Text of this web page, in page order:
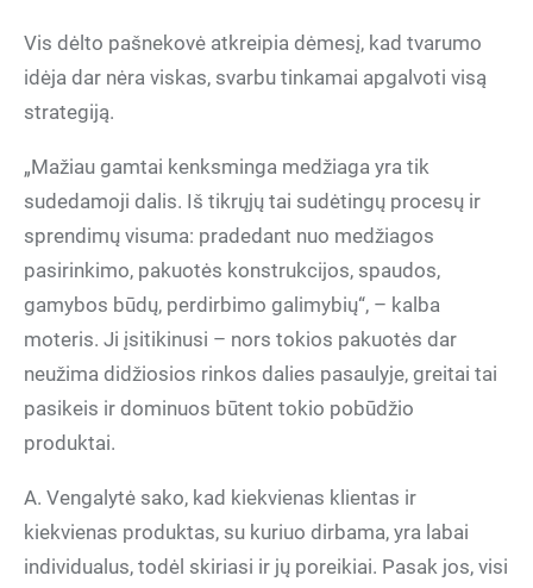
Vis dėlto pašnekovė atkreipia dėmesį, kad tvarumo
idėja dar nėra viskas, svarbu tinkamai apgalvoti visą
strategiją.
„Mažiau gamtai kenksminga medžiaga yra tik
sudedamoji dalis. Iš tikrųjų tai sudėtingų procesų ir
sprendimų visuma: pradedant nuo medžiagos
pasirinkimo, pakuotės konstrukcijos, spaudos,
gamybos būdų, perdirbimo galimybių“, – kalba
moteris. Ji įsitikinusi – nors tokios pakuotės dar
neužima didžiosios rinkos dalies pasaulyje, greitai tai
pasikeis ir dominuos būtent tokio pobūdžio
produktai.
A. Vengalytė sako, kad kiekvienas klientas ir
kiekvienas produktas, su kuriuo dirbama, yra labai
individualus, todėl skiriasi ir jų poreikiai. Pasak jos, visi